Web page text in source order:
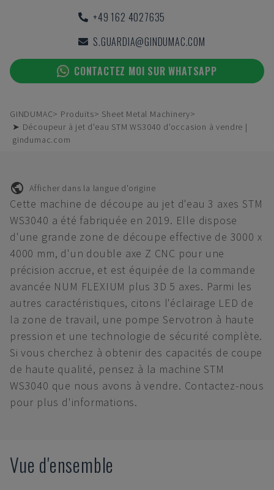
+49 162 4027635
S.GUARDIA@GINDUMAC.COM
CONTACTEZ MOI SUR WHATSAPP
GINDUMAC Produits
Sheet Metal Machinery
➤ Découpeur à jet d'eau STM WS3040 d'occasion à vendre |
gindumac.com
Afficher dans la langue d'origine
Cette machine de découpe au jet d'eau 3 axes STM
WS3040 a été fabriquée en 2019. Elle dispose
d'une grande zone de découpe effective de 3000 x
4000 mm, d'un double axe Z CNC pour une
précision accrue, et est équipée de la commande
avancée NUM FLEXIUM plus 3D 5 axes. Parmi les
autres caractéristiques, citons l'éclairage LED de
la zone de travail, une pompe Servotron à haute
pression et une technologie de sécurité complète.
Si vous cherchez à obtenir des capacités de coupe
de haute qualité, pensez à la machine STM
WS3040 que nous avons à vendre. Contactez-nous
pour plus d'informations.
Vue d'ensemble